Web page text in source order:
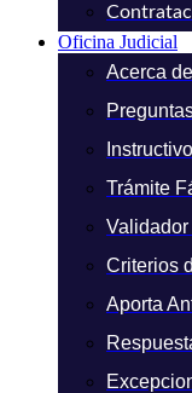
Oficina Judicial
Acerca
Trámite
Criterios
Aporta